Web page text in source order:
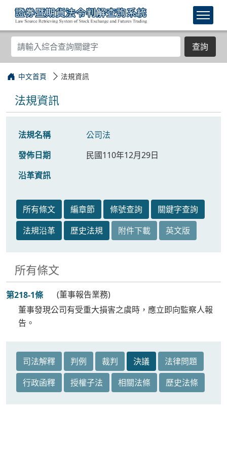
查詢
中文首頁 法規資訊
法規資訊
法規名稱
公司法
發佈日期
民國110年12月29日
沿革資訊
所有條文 編章節 條號查詢
關鍵字查詢
法規沿革
歷史法規 附件下載 英文版
所有條文
第218-1條
(董事報告業務)
董事發現公司有受重大損害之虞時，應立即向監察人報
告。
司法解釋 判例 裁判 決議
法律問題
行政函釋
授權子法 相關法條 歷史法條